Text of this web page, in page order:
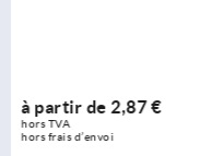
à partir de
hors frais d’envoi